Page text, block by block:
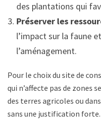
des plantations qui
Préserver les
l’impact sur la faune
l’aménagement.
Pour le choix du site de
qui n’affecte pas de zones
des terres agricoles ou
sans une justification forte.